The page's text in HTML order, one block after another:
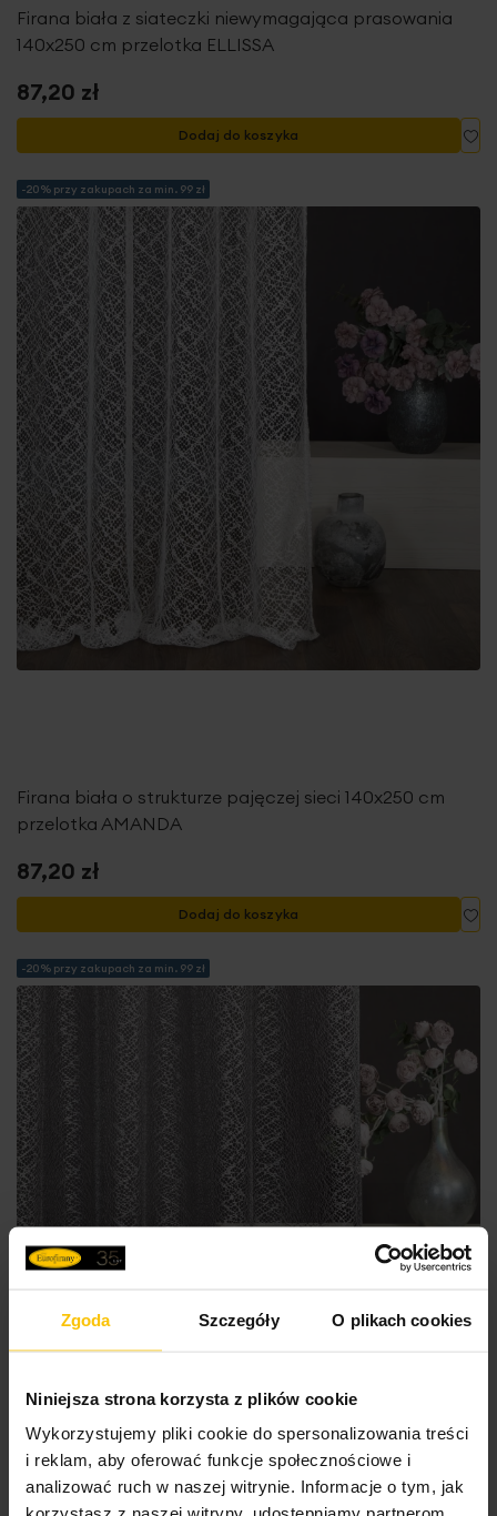
Zgoda Szczegóły O plikach cookies
Niniejsza strona korzysta z plików cookie
Wykorzystujemy pliki cookie do spersonalizowania treści
i reklam, aby oferować funkcje społecznościowe i
analizować ruch w naszej witrynie. Informacje o tym, jak
Firana biała z siateczki niewymagająca prasowania
140x250 cm przelotka ELLISSA
87,20 zł
Dodaj do koszyka
-20% przy zakupach za min. 99 zł
Firana biała o strukturze pajęczej sieci 140x250 cm
przelotka AMANDA
87,20 zł
Dodaj do koszyka
-20% przy zakupach za min. 99 zł